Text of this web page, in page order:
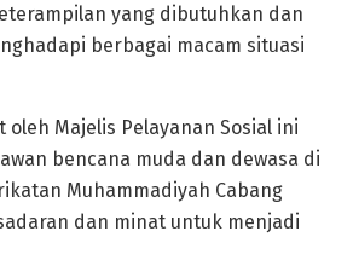
yang dibutuhkan dan
berbagai macam situasi
oleh Majelis Pelayanan Sosial ini
bencana muda dan dewasa di
Muhammadiyah Cabang
dan minat untuk menjadi